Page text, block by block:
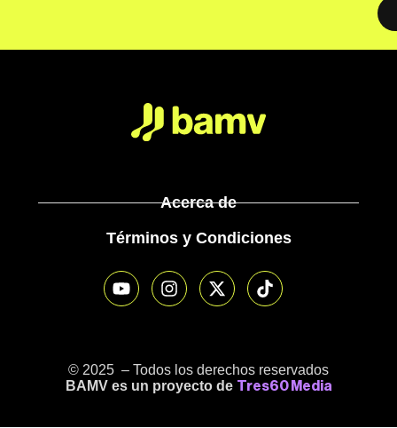
Acerca de
Términos y Condiciones
© 2025 – Todos los derechos reservados
BAMV es un proyecto de Tres60 Media